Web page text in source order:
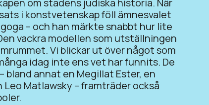
om stadens judiska historia. När
i konstvetenskap föll ämnesvalet
– och han märkte snabbt hur lite
vackra modellen som utställningen
Vi blickar ut över något som
idag inte ens vet har funnits. De
bland annat en Megillat Ester, en
Matlawsky – framträder också